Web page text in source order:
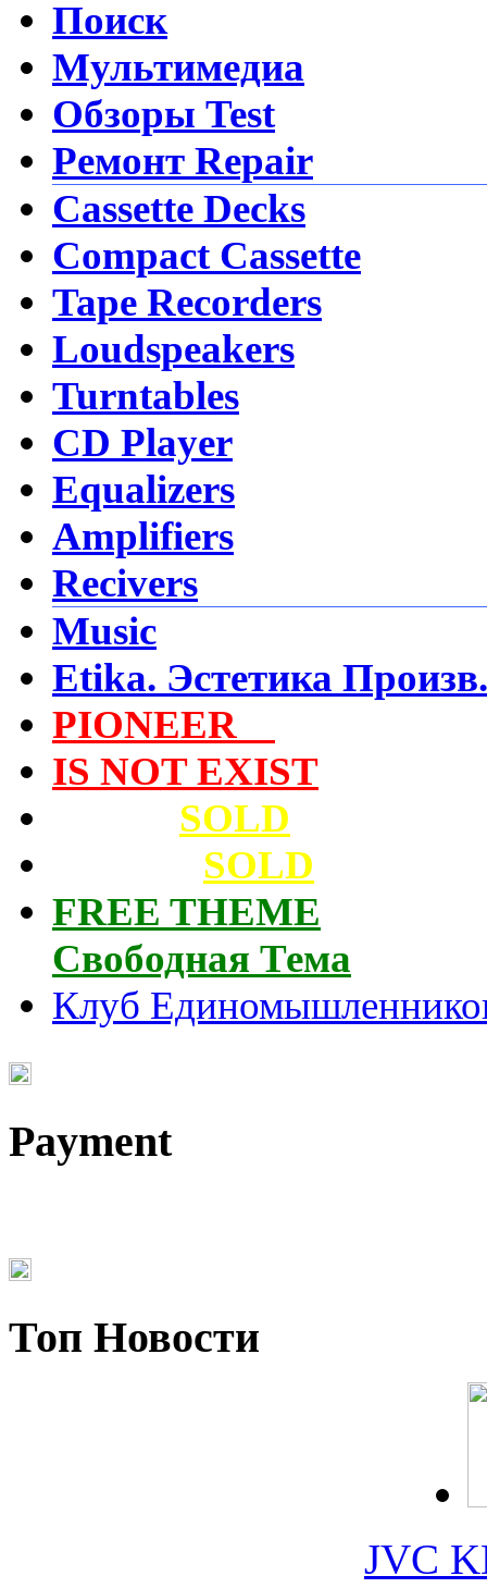
Поиск
Мультимедиа
Обзоры Test
Ремонт Repair
Cassette Decks
Compact Cassette
Tape Recorders
Loudspeakers
Turntables
CD Player
Equalizers
Amplifiers
Recivers
Music
Etika. Эстетика Произв.
PIONEER
IS NOT EXIST
SOLD
SOLD
FREE THEME
Свободная Тема
Клуб
Payment
Топ Новости
JVC